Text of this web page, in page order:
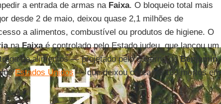
a entrada de armas na Faixa. O bloqueio total mais
desde 2 de maio, deixou quase 2,1 milhões de
a alimentos, combustível ou produtos de higiene. O
naFaixaé controlado pelo Estado judeu, que lançou um
de alimentos — projetado pelo governo deBenjamin
Estados Unidos— que deixou cerca de 100 mortos em